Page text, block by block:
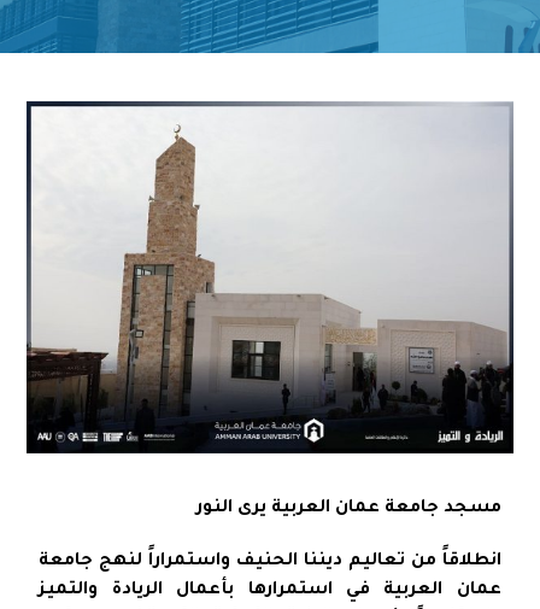
مسجد جامعة عمان العربية يرى النور
انطلاقاً من تعاليم ديننا الحنيف واستمراراً لنهج جامعة
عمان العربية في استمرارها بأعمال الريادة والتميز